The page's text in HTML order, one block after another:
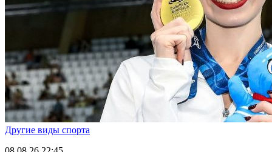
Другие виды спорта